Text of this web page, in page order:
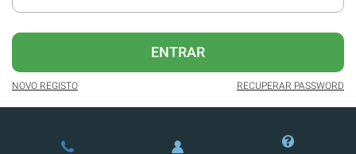
publicidade reduzida e não invasiva
no site.
Possibilidade de ler e/ou ouvir artigos.
Ofertas e descontos em produtos,
serviços, eventos desportivos e
ENTRAR
NOVO REGISTO RECUPERAR PASSWORD